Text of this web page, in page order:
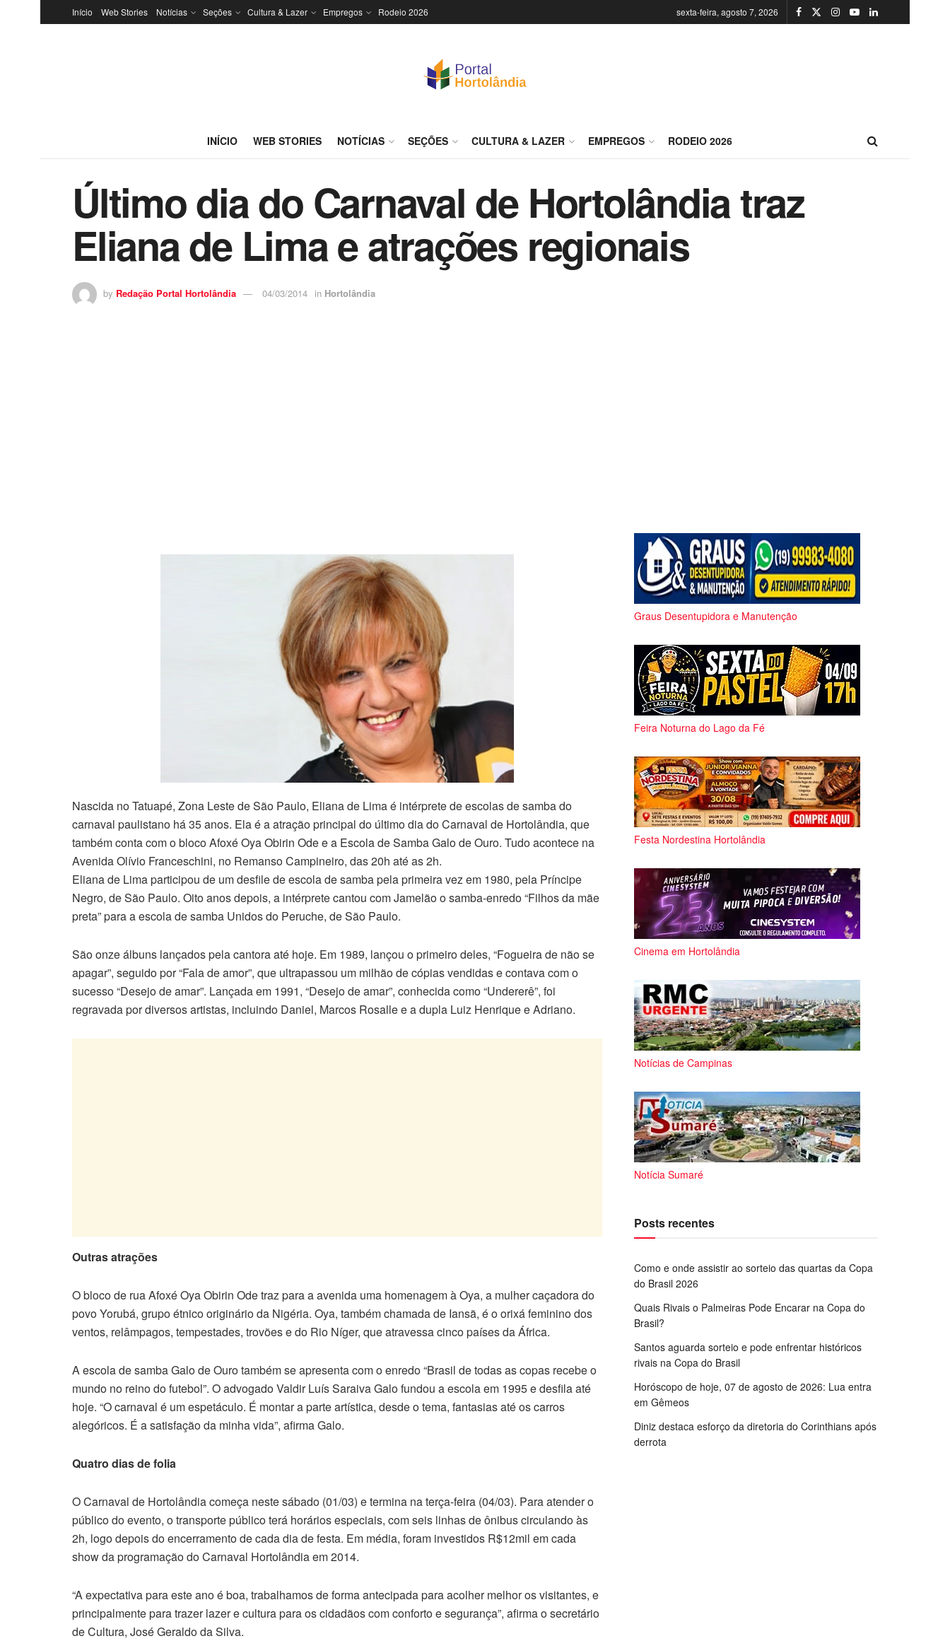
Início Web Stories Notícias Seções Cultura & Lazer Empregos Rodeio 2026 sexta-feira, agosto 7, 2026
INÍCIO WEB STORIES NOTÍCIAS SEÇÕES CULTURA & LAZER EMPREGOS RODEIO 2026
Último dia do Carnaval de Hortolândia traz
Eliana de Lima e atrações regionais
by Redação Portal Hortolândia 04/03/2014 in Hortolândia
Nascida no Tatuapé, Zona Leste de São Paulo, Eliana de Lima é intérprete de escolas de samba do
carnaval paulistano há 35 anos. Ela é a atração principal do último dia do Carnaval de Hortolândia, que
também conta com o bloco Afoxé Oya Obirin Ode e a Escola de Samba Galo de Ouro. Tudo acontece na
Avenida Olívio Franceschini, no Remanso Campineiro, das 20h até as 2h.
Eliana de Lima participou de um desfile de escola de samba pela primeira vez em 1980, pela Príncipe
Negro, de São Paulo. Oito anos depois, a intérprete cantou com Jamelão o samba-enredo “Filhos da mãe
preta” para a escola de samba Unidos do Peruche, de São Paulo.
São onze álbuns lançados pela cantora até hoje. Em 1989, lançou o primeiro deles, “Fogueira de não se
apagar”, seguido por “Fala de amor”, que ultrapassou um milhão de cópias vendidas e contava com o
sucesso “Desejo de amar”. Lançada em 1991, “Desejo de amar”, conhecida como “Undererê”, foi
regravada por diversos artistas, incluindo Daniel, Marcos Rosalle e a dupla Luiz Henrique e Adriano.
Outras atrações
O bloco de rua Afoxé Oya Obirin Ode traz para a avenida uma homenagem à Oya, a mulher caçadora do
povo Yorubá, grupo étnico originário da Nigéria. Oya, também chamada de Iansã, é o orixá feminino dos
ventos, relâmpagos, tempestades, trovões e do Rio Níger, que atravessa cinco países da África.
A escola de samba Galo de Ouro também se apresenta com o enredo “Brasil de todas as copas recebe o
mundo no reino do futebol”. O advogado Valdir Luís Saraiva Galo fundou a escola em 1995 e desfila até
hoje. “O carnaval é um espetáculo. É montar a parte artística, desde o tema, fantasias até os carros
alegóricos. É a satisfação da minha vida”, afirma Galo.
Quatro dias de folia
O Carnaval de Hortolândia começa neste sábado (01/03) e termina na terça-feira (04/03). Para atender o
público do evento, o transporte público terá horários especiais, com seis linhas de ônibus circulando às
2h, logo depois do encerramento de cada dia de festa. Em média, foram investidos R$12mil em cada
show da programação do Carnaval Hortolândia em 2014.
“A expectativa para este ano é boa, trabalhamos de forma antecipada para acolher melhor os visitantes, e
principalmente para trazer lazer e cultura para os cidadãos com conforto e segurança”, afirma o secretário
de Cultura, José Geraldo da Silva.
Graus Desentupidora e Manutenção
Feira Noturna do Lago da Fé
Festa Nordestina Hortolândia
Cinema em Hortolândia
Notícias de Campinas
Notícia Sumaré
Posts recentes
Como e onde assistir ao sorteio das quartas da Copa
do Brasil 2026
Quais Rivais o Palmeiras Pode Encarar na Copa do
Brasil?
Santos aguarda sorteio e pode enfrentar históricos
rivais na Copa do Brasil
Horóscopo de hoje, 07 de agosto de 2026: Lua entra
em Gêmeos
Diniz destaca esforço da diretoria do Corinthians após
derrota